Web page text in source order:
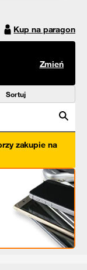
Kup na paragon
Zmień
Sortuj
zakupie na